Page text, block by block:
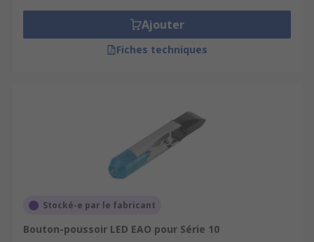
Ajouter
Fiches techniques
Stocké-e par le fabricant
Bouton-poussoir LED EAO pour Série 10